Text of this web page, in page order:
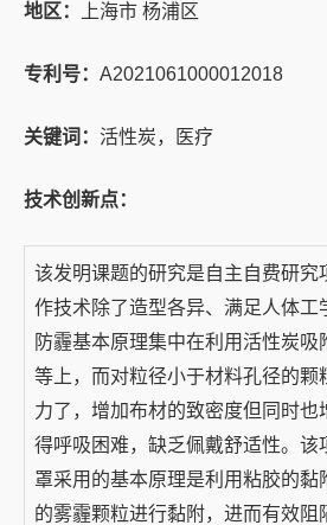
地区： 上海市 杨浦区
专利号： A2021061000012018
关键词： 活性炭，医疗
技术创新点：
该发明课题的研究是自主自费研究
作技术除了造型各异、满足人体工
防霾基本原理集中在利用活性炭吸
等上，而对粒径小于材料孔径的颗
力了，增加布材的致密度但同时也
得呼吸困难，缺乏佩戴舒适性。该
罩采用的基本原理是利用粘胶的黏
的雾霾颗粒进行黏附，进而有效阻